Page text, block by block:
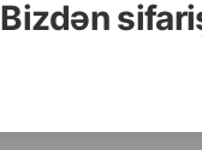
Bizdən